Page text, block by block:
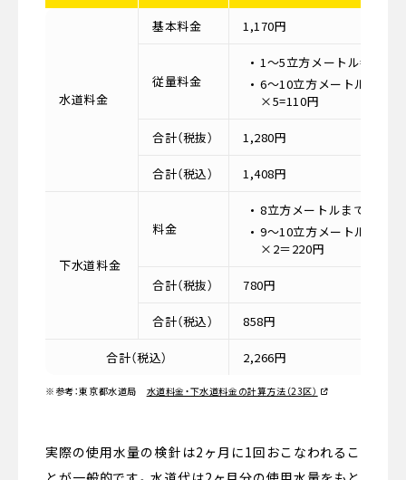
水道料金
基本料金 1,170円
従量料金
1〜5立方メートル=0円
6〜10立方メートル=22円
×5=110円
合計（税抜） 1,280円
合計（税込） 1,408円
下水道料金
料金
8立方メートルまで=560円
9〜10立方メートル=110円
×2＝220円
合計（税抜） 780円
合計（税込） 858円
合計（税込） 2,266円
※参考：東京都水道局 水道料金・下水道料金の計算方法（23区）
実際の使用水量の検針は2ヶ月に1回おこなわれるこ